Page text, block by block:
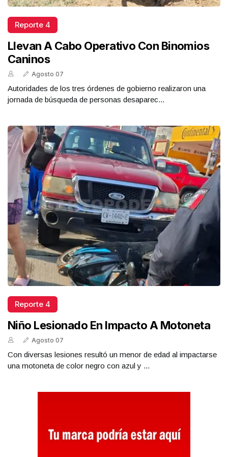
Reporte 4
Llevan A Cabo Operativo Con Binomios
Caninos
Agosto 07
Autoridades de los tres órdenes de gobierno realizaron una
jornada de búsqueda de personas desaparec...
Reporte 4
Niño Lesionado En Impacto A Motoneta
Agosto 07
Con diversas lesiones resultó un menor de edad al impactarse
una motoneta de color negro con azul y ...